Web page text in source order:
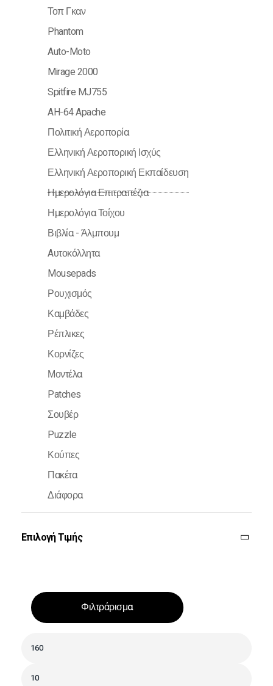
Τοπ Γκαν
Phantom
Auto-Moto
Mirage 2000
Spitfire MJ755
AH-64 Apache
Πολιτική Αεροπορία
Ελληνική Αεροπορική Ισχύς
Ελληνική Αεροπορική Εκπαίδευση
Ημερολόγια Επιτραπέζια
Ημερολόγια Τοίχου
Βιβλία - Άλμπουμ
Aυτοκόλλητα
Mousepads
Ρουχισμός
Καμβάδες
Ρέπλικες
Κορνίζες
Μοντέλα
Patches
Σουβέρ
Puzzle
Κούπες
Πακέτα
Διάφορα
Επιλογή Τιμής
Φιλτράρισμα